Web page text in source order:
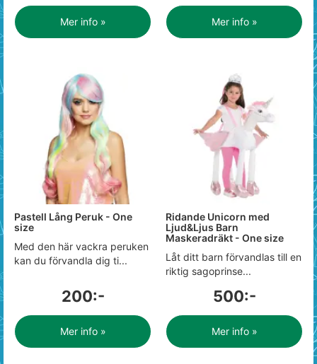
Mer info » Mer info »
Pastell Lång Peruk - One
size
Med den här vackra peruken
kan du förvandla dig ti...
200:-
Mer info »
Ridande Unicorn med
Ljud&Ljus Barn
Maskeradräkt - One size
Låt ditt barn förvandlas till en
riktig sagoprinse...
500:-
Mer info »